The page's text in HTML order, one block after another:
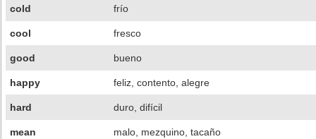
cold frío
cool fresco
good bueno
happy feliz, contento, alegre
hard duro, difícil
mean malo, mezquino, tacaño